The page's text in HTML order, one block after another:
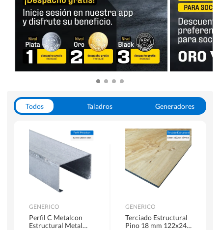
Todos Taladros
Generadores
Herramientas Manuales
Sierras Circulares
GENERICO
Perfil C Metalcon
Estructural Metal
GENERICO
Terciado Estructural
Pino 18 mm 122x244